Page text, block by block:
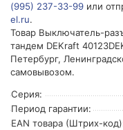
(995) 237-33-99 или
el.ru.
Товар Выключатель-
тандем DEKraft
Петербург,
самовывозом.
Серия:
Период гарантии:
EAN товара (Штрих-